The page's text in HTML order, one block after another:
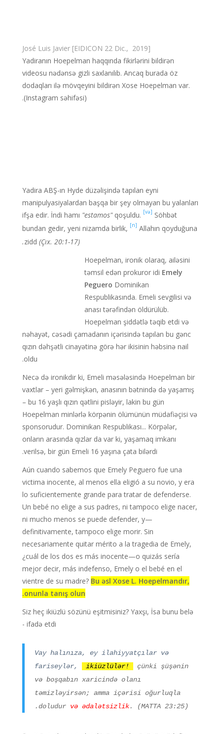
[EIDICON 22 Dic., 2019] José Luis Javier
Yadiranın Hoepelman haqqında fikirlərini bildirən
videosu nədənsə gizli saxlanılıb. Ancaq burada öz
dodaqları ilə mövqeyini bildirən Xose Hoepelman var.
(Instagram səhifəsi).
Yadira ABŞ-ın Hyde düzəlişində tapılan eyni
manipulyasiyalardan başqa bir şey olmayan bu yalanları
ifşa edir. İndi hamı "estamos"qoşuldu. [və] Söhbət
bundan gedir, yeni nizamda birlik,
[n] Allahın qoyduğuna
zidd (Çıx. 20:1-17).
Hoepelman, ironik olaraq, ailəsini
təmsil edən prokuror idi Emely
Peguero Dominikan
Respublikasında. Emeli sevgilisi və
anası tərəfindən öldürülüb.
Hoepelman şiddətlə təqib etdi və
nəhayət, cəsədi çamadanın içərisində tapılan bu gənc
qızın dəhşətli cinayətinə görə hər ikisinin həbsinə nail
oldu.
Necə də ironikdir ki, Emeli məsələsində Hoepelman bir
vaxtlar – yeri gəlmişkən, anasının bətnində də yaşamış
– bu 16 yaşlı qızın qətlini pisləyir, lakin bu gün
Hoepelman minlərlə körpənin ölümünün müdafiəçisi və
sponsorudur. Dominikan Respublikası... Körpələr,
onların arasında qızlar da var ki, yaşamaq imkanı
verilsə, bir gün Emeli 16 yaşına çata bilərdi.
Aún cuando sabemos que Emely Peguero fue una
victima inocente, al menos ella eligió a su novio, y era
lo suficientemente grande para tratar de defenderse.
Un bebé no elige a sus padres, ni tampoco elige nacer,
ni mucho menos se puede defender, y—
definitivamente, tampoco elige morir. Sin
necesariamente quitar mérito a la tragedia de Emely,
¿cuál de los dos es más inocente—o quizás sería
mejor decir, más indefenso, Emely o el bebé en el
vientre de su madre? Bu əsl Xose L. Hoepelmandır,
onunla tanış olun.
Siz heç ikiüzlü sözünü eşitmisiniz? Yaxşı, İsa bunu belə
ifadə etdi -
Vay halınıza, ey ilahiyyatçılar və
fariseylər,
ikiüzlülər!
çünki şüşənin
və boşqabın xaricində olanı
təmizləyirsən; amma içərisi oğurluqla
doludur və ədalətsizlik. (MATTA 23:25).